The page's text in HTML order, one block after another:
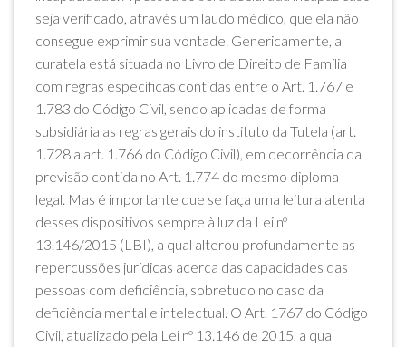
seja verificado, através um laudo médico, que ela não
consegue exprimir sua vontade. Genericamente, a
curatela está situada no Livro de Direito de Família
com regras específicas contidas entre o Art. 1.767 e
1.783 do Código Civil, sendo aplicadas de forma
subsidiária as regras gerais do instituto da Tutela (art.
1.728 a art. 1.766 do Código Civil), em decorrência da
previsão contida no Art. 1.774 do mesmo diploma
legal. Mas é importante que se faça uma leitura atenta
desses dispositivos sempre à luz da Lei nº
13.146/2015 (LBI), a qual alterou profundamente as
repercussões jurídicas acerca das capacidades das
pessoas com deficiência, sobretudo no caso da
deficiência mental e intelectual. O Art. 1767 do Código
Civil, atualizado pela Lei nº 13.146 de 2015, a qual